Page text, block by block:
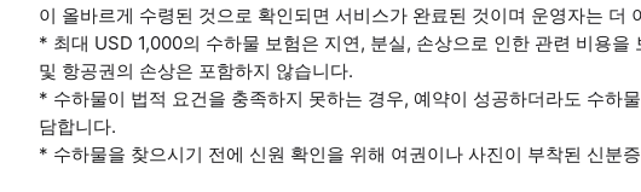
이 올바르게 수령된 것으로 확인되면 서비스가 완료된 것이며 운영자는 더
* 최대 USD 1,000의 수하물 보험은 지연, 분실, 손상으로 인한 관련 비용을
및 항공권의 손상은 포함하지 않습니다.
* 수하물이 법적 요건을 충족하지 못하는 경우, 예약이 성공하더라도 수하
담합니다.
* 수하물을 찾으시기 전에 신원 확인을 위해 여권이나 사진이 부착된 신분